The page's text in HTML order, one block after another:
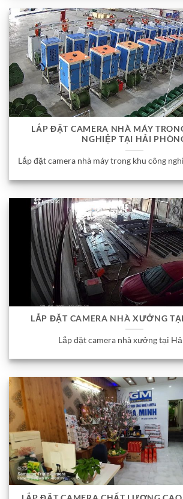
LẮP ĐẶT CAMERA NHÀ MÁY
NGHIỆP TẠI HẢI
Lắp đặt camera nhà máy trong khu công
LẮP ĐẶT CAMERA NHÀ XƯỞNG
Lắp đặt camera nhà xưởng tại